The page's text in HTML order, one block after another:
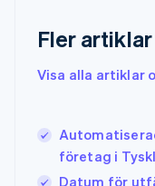
Fler artiklar
Visa alla artiklar
företag i
Datum för
English
English
Japan
日本語 English
Kanada